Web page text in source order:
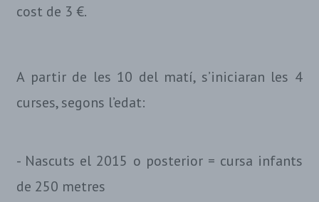
cost de 3 €.
A partir de les 10 del matí, s’iniciaran les 4
curses, segons l’edat:
- Nascuts el 2015 o posterior = cursa infants
de 250 metres